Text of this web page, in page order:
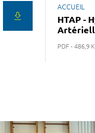
ACCUEIL
HTAP -
PDF - 486,9